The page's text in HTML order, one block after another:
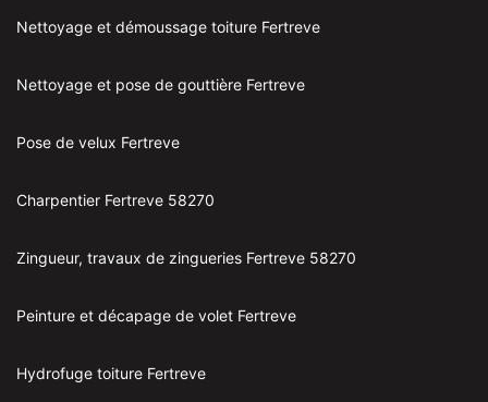
Nettoyage et démoussage toiture Fertreve
Nettoyage et pose de gouttière Fertreve
Pose de velux Fertreve
Charpentier Fertreve 58270
Zingueur, travaux de zingueries Fertreve 58270
Peinture et décapage de volet Fertreve
Hydrofuge toiture Fertreve